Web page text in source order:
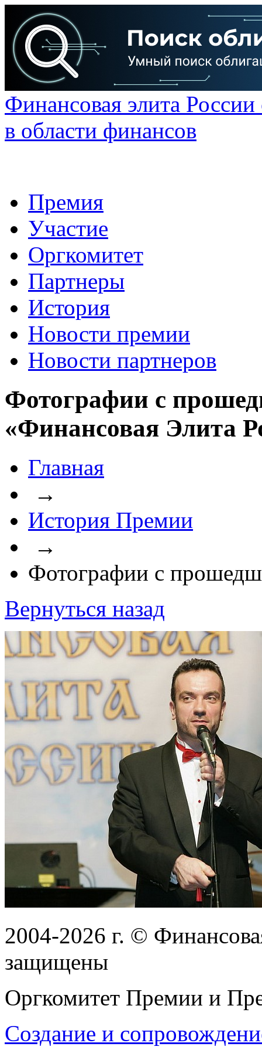
Финансовая элита
в области финансов
Премия
Участие
Оргкомитет
Партнеры
История
Новости премии
Новости партнеров
Фотографии с
«Финансовая Элита
Главная
→
История Премии
→
Фотографии с
Вернуться назад
2004-2026 г. ©
защищены
Оргкомитет Премии и
Создание и